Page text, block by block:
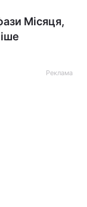
Місяця,
Реклама